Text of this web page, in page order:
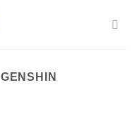
GENSHIN